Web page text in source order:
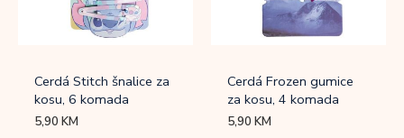
Cerdá Stitch šnalice za
kosu, 6 komada
5,90KM
Cerdá Frozen gumice
za kosu, 4 komada
5,90KM